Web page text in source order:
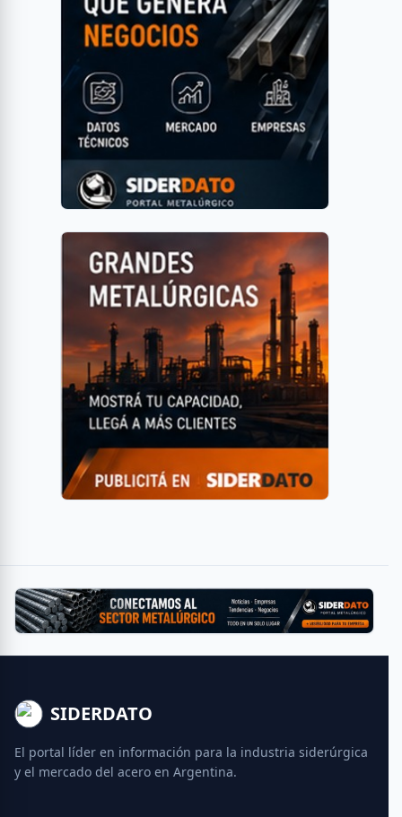
SIDERDATO
El portal líder en información para la industria siderúrgica
y el mercado del acero en Argentina.